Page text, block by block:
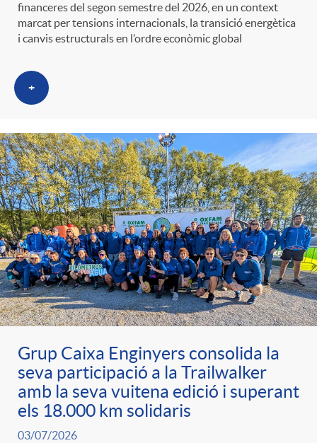
financeres del segon semestre del 2026, en un context
marcat per tensions internacionals, la transició energètica
i canvis estructurals en l’ordre econòmic global
+
Grup Caixa Enginyers consolida la
seva participació a la Trailwalker
amb la seva vuitena edició i superant
els 18.000 km solidaris
03/07/2026